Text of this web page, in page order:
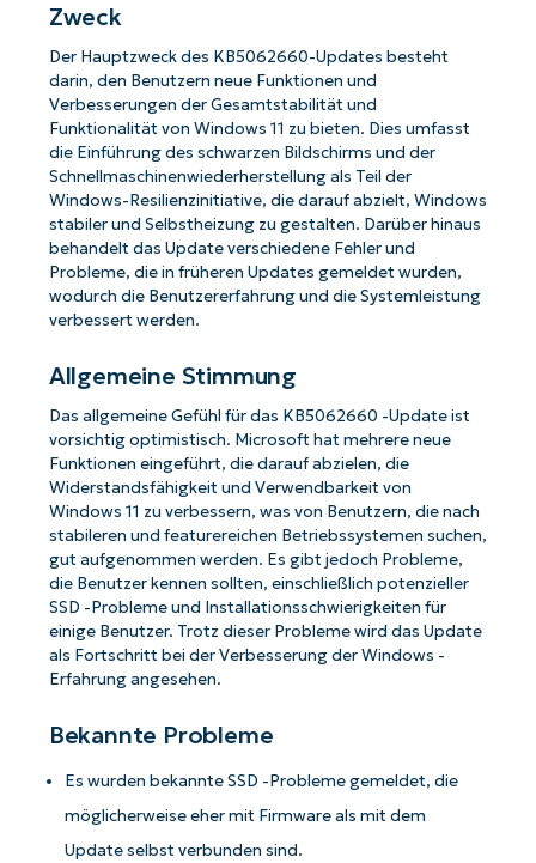
Zweck
Der Hauptzweck des KB5062660-Updates besteht
darin, den Benutzern neue Funktionen und
Verbesserungen der Gesamtstabilität und
Funktionalität von Windows 11 zu bieten. Dies umfasst
die Einführung des schwarzen Bildschirms und der
Schnellmaschinenwiederherstellung als Teil der
Windows-Resilienzinitiative, die darauf abzielt, Windows
stabiler und Selbstheizung zu gestalten. Darüber hinaus
behandelt das Update verschiedene Fehler und
Probleme, die in früheren Updates gemeldet wurden,
wodurch die Benutzererfahrung und die Systemleistung
verbessert werden.
Allgemeine Stimmung
Das allgemeine Gefühl für das KB5062660 -Update ist
vorsichtig optimistisch. Microsoft hat mehrere neue
Funktionen eingeführt, die darauf abzielen, die
Widerstandsfähigkeit und Verwendbarkeit von
Windows 11 zu verbessern, was von Benutzern, die nach
stabileren und featurereichen Betriebssystemen suchen,
gut aufgenommen werden. Es gibt jedoch Probleme,
die Benutzer kennen sollten, einschließlich potenzieller
SSD -Probleme und Installationsschwierigkeiten für
einige Benutzer. Trotz dieser Probleme wird das Update
als Fortschritt bei der Verbesserung der Windows -
Erfahrung angesehen.
Bekannte Probleme
Es wurden bekannte SSD -Probleme gemeldet, die
möglicherweise eher mit Firmware als mit dem
Update selbst verbunden sind.